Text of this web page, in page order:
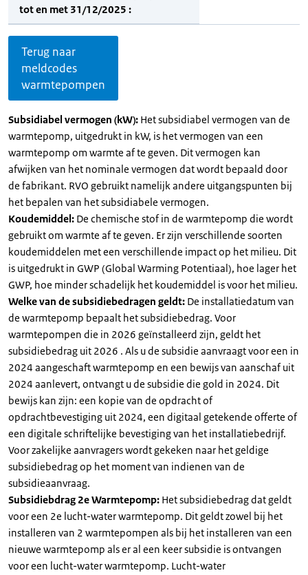
tot en met 31/12/2025 :
Terug naar
meldcodes
warmtepompen
Subsidiabel vermogen (kW): Het subsidiabel vermogen van de
warmtepomp, uitgedrukt in kW, is het vermogen van een
warmtepomp om warmte af te geven. Dit vermogen kan
afwijken van het nominale vermogen dat wordt bepaald door
de fabrikant. RVO gebruikt namelijk andere uitgangspunten bij
het bepalen van het subsidiabele vermogen.
Koudemiddel: De chemische stof in de warmtepomp die wordt
gebruikt om warmte af te geven. Er zijn verschillende soorten
koudemiddelen met een verschillende impact op het milieu. Dit
is uitgedrukt in GWP (Global Warming Potentiaal), hoe lager het
GWP, hoe minder schadelijk het koudemiddel is voor het milieu.
Welke van de subsidiebedragen geldt: De installatiedatum van
de warmtepomp bepaalt het subsidiebedrag. Voor
warmtepompen die in 2026 geïnstalleerd zijn, geldt het
subsidiebedrag uit 2026 . Als u de subsidie aanvraagt voor een in
2024 aangeschaft warmtepomp en een bewijs van aanschaf uit
2024 aanlevert, ontvangt u de subsidie die gold in 2024. Dit
bewijs kan zijn: een kopie van de opdracht of
opdrachtbevestiging uit 2024, een digitaal getekende offerte of
een digitale schriftelijke bevestiging van het installatiebedrijf.
Voor zakelijke aanvragers wordt gekeken naar het geldige
subsidiebedrag op het moment van indienen van de
subsidieaanvraag.
Subsidiebdrag 2e Warmtepomp: Het subsidiebedrag dat geldt
voor een 2e lucht-water warmtepomp. Dit geldt zowel bij het
installeren van 2 warmtepompen als bij het installeren van een
nieuwe warmtepomp als er al een keer subsidie is ontvangen
voor een lucht-water warmtepomp. Lucht-water